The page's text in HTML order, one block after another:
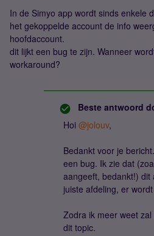
In de Simyo app wordt sinds enkele
het gekoppelde account de info
hoofdaccount.
dit lijkt een bug te zijn. Wanneer
workaround?
Beste antwoord
Hoi @jolouv,
Bedankt voor je
een bug. Ik zie dat
aangeeft, bedankt!) dit
juiste afdeling, er
Zodra ik meer weet
dit topic.